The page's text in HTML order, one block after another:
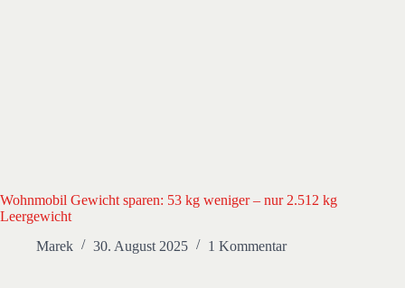
Wohnmobil Gewicht sparen: 53 kg weniger – nur 2.512 kg
Leergewicht
Marek
30. August 2025 1 Kommentar